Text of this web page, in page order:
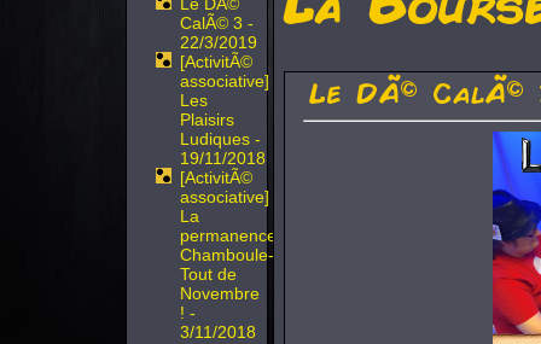
Le DÃ©
CalÃ© 3 -
22/3/2019
[ActivitÃ©
associative]
Les
Plaisirs
Ludiques -
19/11/2018
[ActivitÃ©
associative]
La
permanence
Chamboule-
Tout de
Novembre
! -
3/11/2018
Le DÃ© CalÃ©